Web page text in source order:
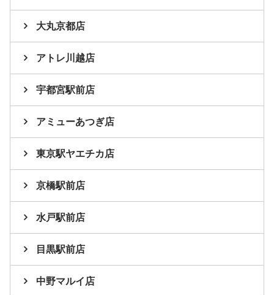
大丸京都店
アトレ川越店
宇都宮駅前店
アミューあつぎ店
東京駅ヤエチカ店
京橋駅前店
水戸駅前店
目黒駅前店
中野マルイ店